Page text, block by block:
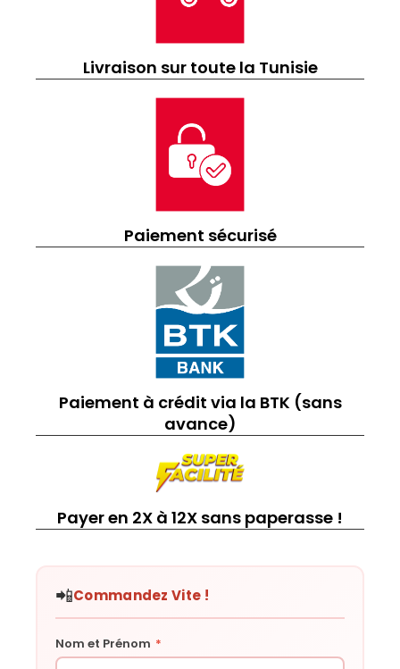
Livraison sur toute la Tunisie
Paiement sécurisé
Paiement à crédit via la BTK (sans
avance)
Payer en 2X à 12X sans paperasse !
📲Commandez Vite !
Nom et Prénom *